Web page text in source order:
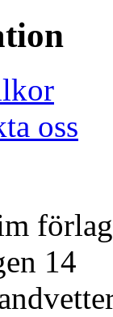
oss
förlag
14